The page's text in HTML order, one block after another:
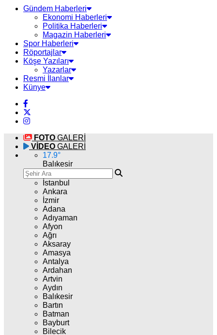
Gündem Haberleri
Ekonomi Haberleri
Politika Haberleri
Magazin Haberleri
Spor Haberleri
Röportajlar
Köşe Yazıları
Yazarlar
Resmi İlanlar
Künye
FOTO GALERİ
VİDEO GALERİ
17.9°
Balıkesir
İstanbul
Ankara
İzmir
Adana
Adıyaman
Afyon
Ağrı
Aksaray
Amasya
Antalya
Ardahan
Artvin
Aydın
Balıkesir
Bartın
Batman
Bayburt
Bilecik